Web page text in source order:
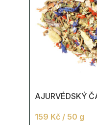
AJURVÉDSKÝ
159 Kč / 50 g